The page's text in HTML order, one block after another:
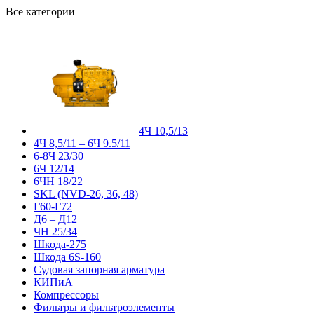
Все категории
4Ч 10,5/13
4Ч 8,5/11 – 6Ч 9.5/11
6-8Ч 23/30
6Ч 12/14
6ЧН 18/22
SKL (NVD-26, 36, 48)
Г60-Г72
Д6 – Д12
ЧН 25/34
Шкода-275
Шкода 6S-160
Судовая запорная арматура
КИПиА
Компрессоры
Фильтры и фильтроэлементы